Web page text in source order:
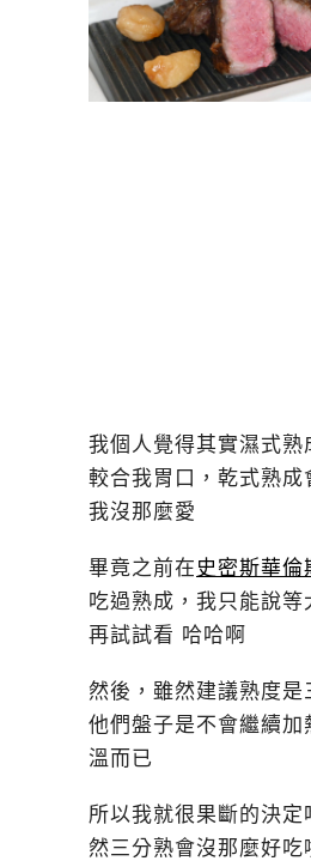
我個人覺得其實濕式熟
較合我胃口，乾式熟成
我沒那麼愛
畢竟之前在 史密斯華倫
吃過熟成，我只能說等
再試試看 哈哈啊
然後，雖然建議熟度是
他們盤子是不會繼續加
溫而已
所以我就很果斷的決定
然三分熟會沒那麼好吃